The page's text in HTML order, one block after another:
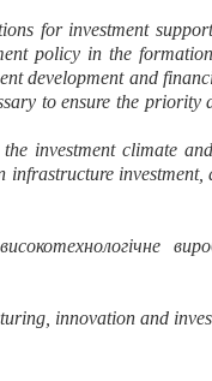
for investment
policy in the
development and
to ensure the
investment climate
innovation and